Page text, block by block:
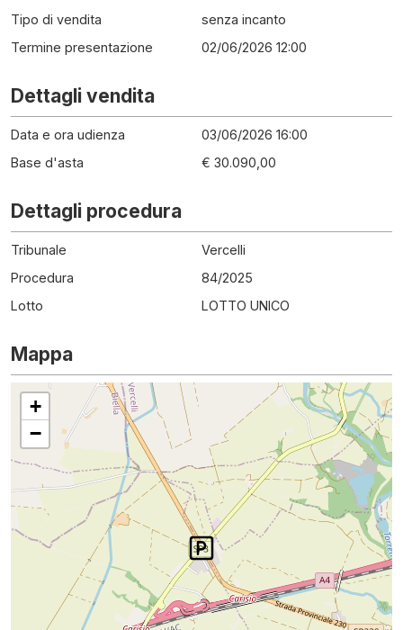
Tipo di vendita
senza incanto
Termine presentazione
02/06/2026 12:00
Dettagli vendita
Data e ora udienza
03/06/2026 16:00
Base d'asta
€ 30.090,00
Dettagli procedura
Tribunale
Vercelli
Procedura
84/2025
Lotto
LOTTO UNICO
Mappa
+
−